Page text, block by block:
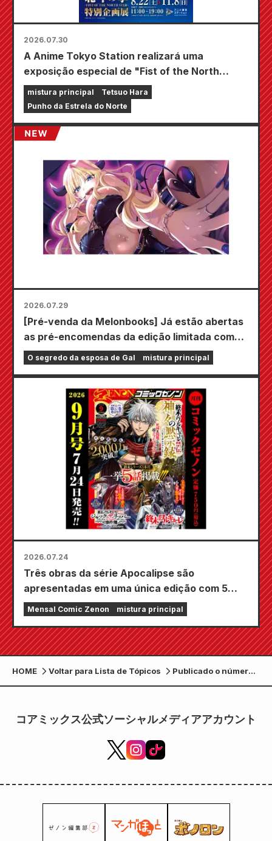
2026.07.30
A Anime Tokyo Station realizará uma
exposição especial de "Fist of the North
Star"!!
mistura principal
Tetsuo Hara
Punho da Estrela do Norte
2026.07.29
[Pré-venda da Melonbooks] Já estão abertas
as pré-encomendas da edição limitada com
um tapete de jogo especial com uma
ilustração deslumbrante de Fuyuki Tojo
Secret of the Gal Bride" será lançado em 20
de outubro!
O segredo da esposa de Gal mistura principal
2026.07.24
Três obras da série Apocalipse são
apresentadas em uma única edição com 5
capítulos!! A edição de setembro de 2026 da
revista em quadrinhos mensal Zenon estará à
venda em 24 de julho!!
Mensal Comic Zenon mistura principal
HOME Voltar para Lista de Tópicos
Publicado o número
9 da revista gratuita
nos souvenirs
コアミックス公式ソーシャルメディアアカウント